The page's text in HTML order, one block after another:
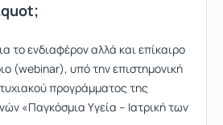
το ενδιαφέρον αλλά και επίκαιρο
(webinar), υπό την επιστημονική
προγράμματος της
«Παγκόσμια Υγεία – Ιατρική των